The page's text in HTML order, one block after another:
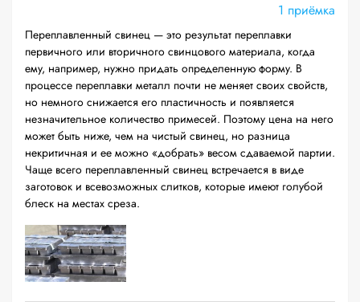
1 приёмка
Переплавленный свинец — это результат переплавки
первичного или вторичного свинцового материала, когда
ему, например, нужно придать определенную форму. В
процессе переплавки металл почти не меняет своих свойств,
но немного снижается его пластичность и появляется
незначительное количество примесей. Поэтому цена на него
может быть ниже, чем на чистый свинец, но разница
некритичная и ее можно «добрать» весом сдаваемой партии.
Чаще всего переплавленный свинец встречается в виде
заготовок и всевозможных слитков, которые имеют голубой
блеск на местах среза.